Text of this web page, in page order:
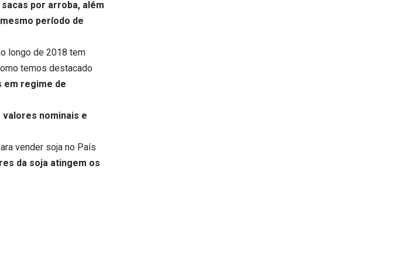
por arroba, além
período de
longo de 2018 tem
temos destacado
em regime de
valores nominais e
vender soja no País
da soja atingem os